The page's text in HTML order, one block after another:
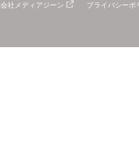
社メディアジーン プライバシーポ